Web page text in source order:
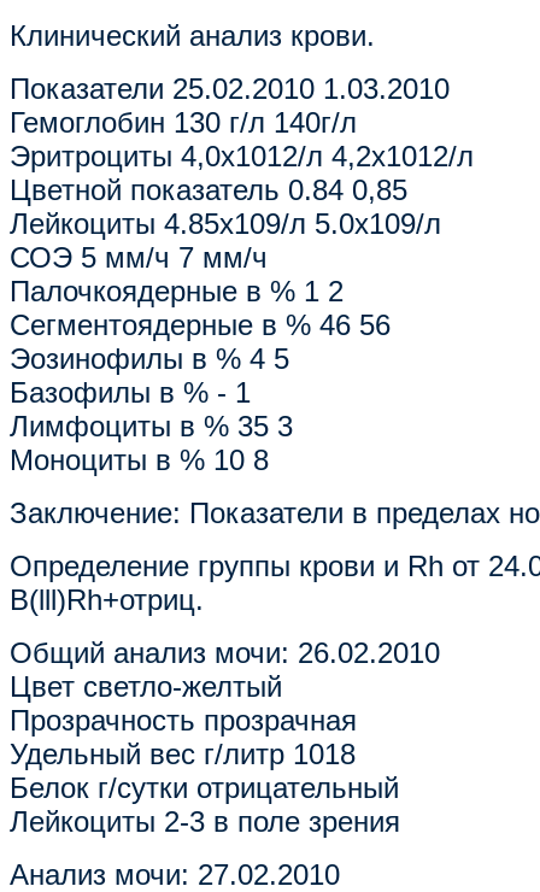
Клинический анализ крови.
Показатели 25.02.2010 1.03.2010
Гемоглобин 130 г/л 140г/л
Эритроциты 4,0х1012/л 4,2х1012/л
Цветной показатель 0.84 0,85
Лейкоциты 4.85х109/л 5.0х109/л
СОЭ 5 мм/ч 7 мм/ч
Палочкоядерные в % 1 2
Сегментоядерные в % 46 56
Эозинофилы в % 4 5
Базофилы в % - 1
Лимфоциты в % 35 3
Моноциты в % 10 8
Заключение: Показатели в пределах
Определение группы крови и Rh от
B(lll)Rh+отриц.
Общий анализ мочи: 26.02.2010
Цвет светло-желтый
Прозрачность прозрачная
Удельный вес г/литр 1018
Белок г/сутки отрицательный
Лейкоциты 2-3 в поле зрения
Анализ мочи: 27.02.2010